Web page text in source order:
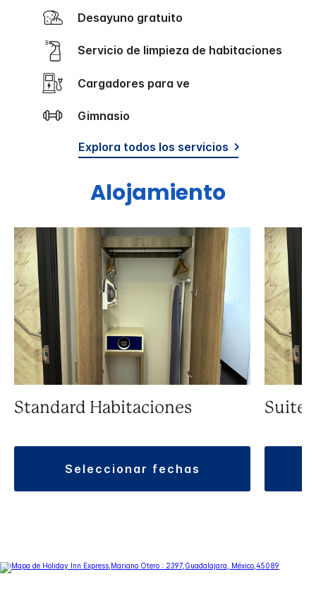
Desayuno gratuito
Servicio de limpieza de habitaciones
Cargadores para ve
Gimnasio
Explora todos los servicios
Alojamiento
Standard Habitaciones
seleccionar fechas
Suite